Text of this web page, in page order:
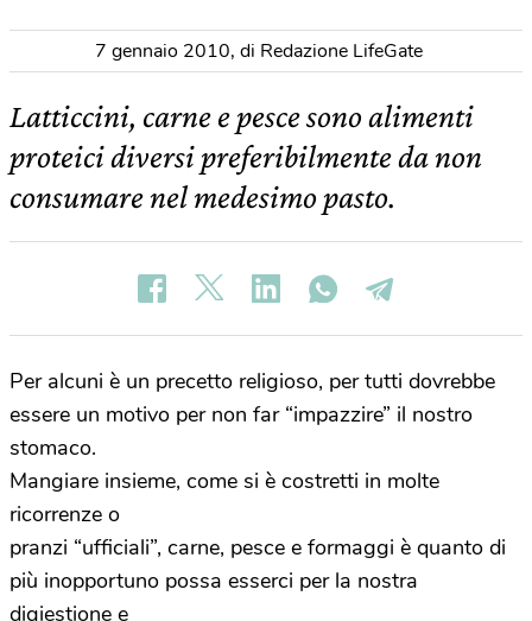
7 gennaio 2010, di Redazione LifeGate
Latticcini, carne e pesce sono alimenti
proteici diversi preferibilmente da non
consumare nel medesimo pasto.
Per alcuni è un precetto religioso, per tutti dovrebbe
essere un motivo per non far “impazzire” il nostro
stomaco.
Mangiare insieme, come si è costretti in molte
ricorrenze o
pranzi “ufficiali”, carne, pesce e formaggi è quanto di
più inopportuno possa esserci per la nostra
digiestione e